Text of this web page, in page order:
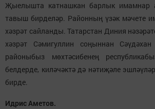
Җыелышта катнашкан барлык имамнар
тавыш бирделәр. Районның үзәк мәчете
хәзрәт сайланды. Татарстан Диния
хәзрәт Сәмигуллин соңыннан Сәүдәхан
районыбыз мөхтәсибенең
белдерде, киләчәктә дә нәтиҗәле
бирде.
Идрис Аметов.